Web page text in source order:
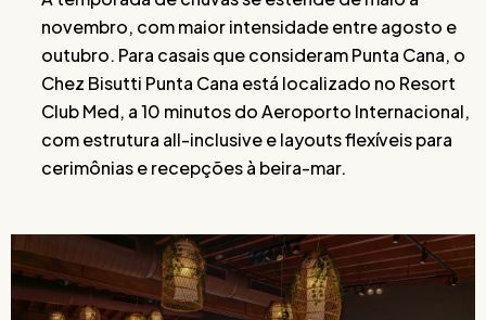
novembro, com maior intensidade entre agosto e
outubro. Para casais que consideram Punta Cana, o
Chez Bisutti Punta Cana está localizado no Resort
Club Med, a 10 minutos do Aeroporto Internacional,
com estrutura all-inclusive e layouts flexíveis para
cerimônias e recepções à beira-mar.